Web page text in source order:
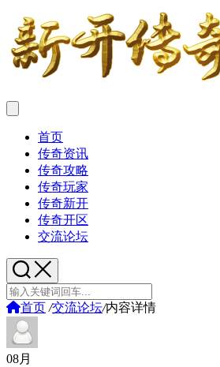
首页
传奇资讯
传奇攻略
传奇玩家
传奇新开
传奇开区
交流论坛
首页 /交流论坛/内容详情
08月